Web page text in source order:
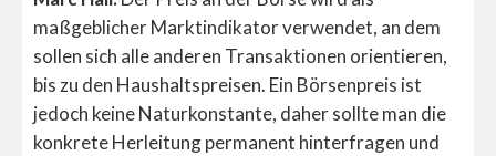
maßgeblicher Marktindikator verwendet, an dem
sollen sich alle anderen Transaktionen orientieren,
bis zu den Haushaltspreisen. Ein Börsenpreis ist
jedoch keine Naturkonstante, daher sollte man die
konkrete Herleitung permanent hinterfragen und